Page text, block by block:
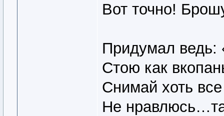
Вот точно!
Придумал ведь:
Стою как
Снимай хоть
Не